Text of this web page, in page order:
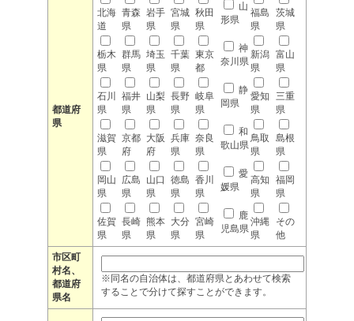
都道府
県
北海
道
青森
県
岩手
県
宮城
県
秋田
県
山
形県
福島
県
茨城
県
栃木
県
群馬
県
埼玉
県
千葉
県
東京
都
神
奈川県
新潟
県
富山
県
石川
県
福井
県
山梨
県
長野
県
岐阜
県
静
岡県
愛知
県
三重
県
滋賀
県
京都
府
大阪
府
兵庫
県
奈良
県
和
歌山県
鳥取
県
島根
県
岡山
県
広島
県
山口
県
徳島
県
香川
県
愛
媛県
高知
県
福岡
県
佐賀
県
長崎
県
熊本
県
大分
県
宮崎
県
鹿
児島県
沖縄
県
その
他
市区町
村名、
都道府
県名
※同名の自治体は、都道府県とあわせて検索
することで分けて探すことができます。